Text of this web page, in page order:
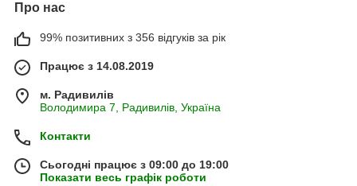
Про нас
99% позитивних з 356 відгуків за рік
Працює з 14.08.2019
м. Радивилів
Володимира 7, Радивилів, Україна
Контакти
Сьогодні працює з 09:00 до 19:00
Показати весь графік роботи